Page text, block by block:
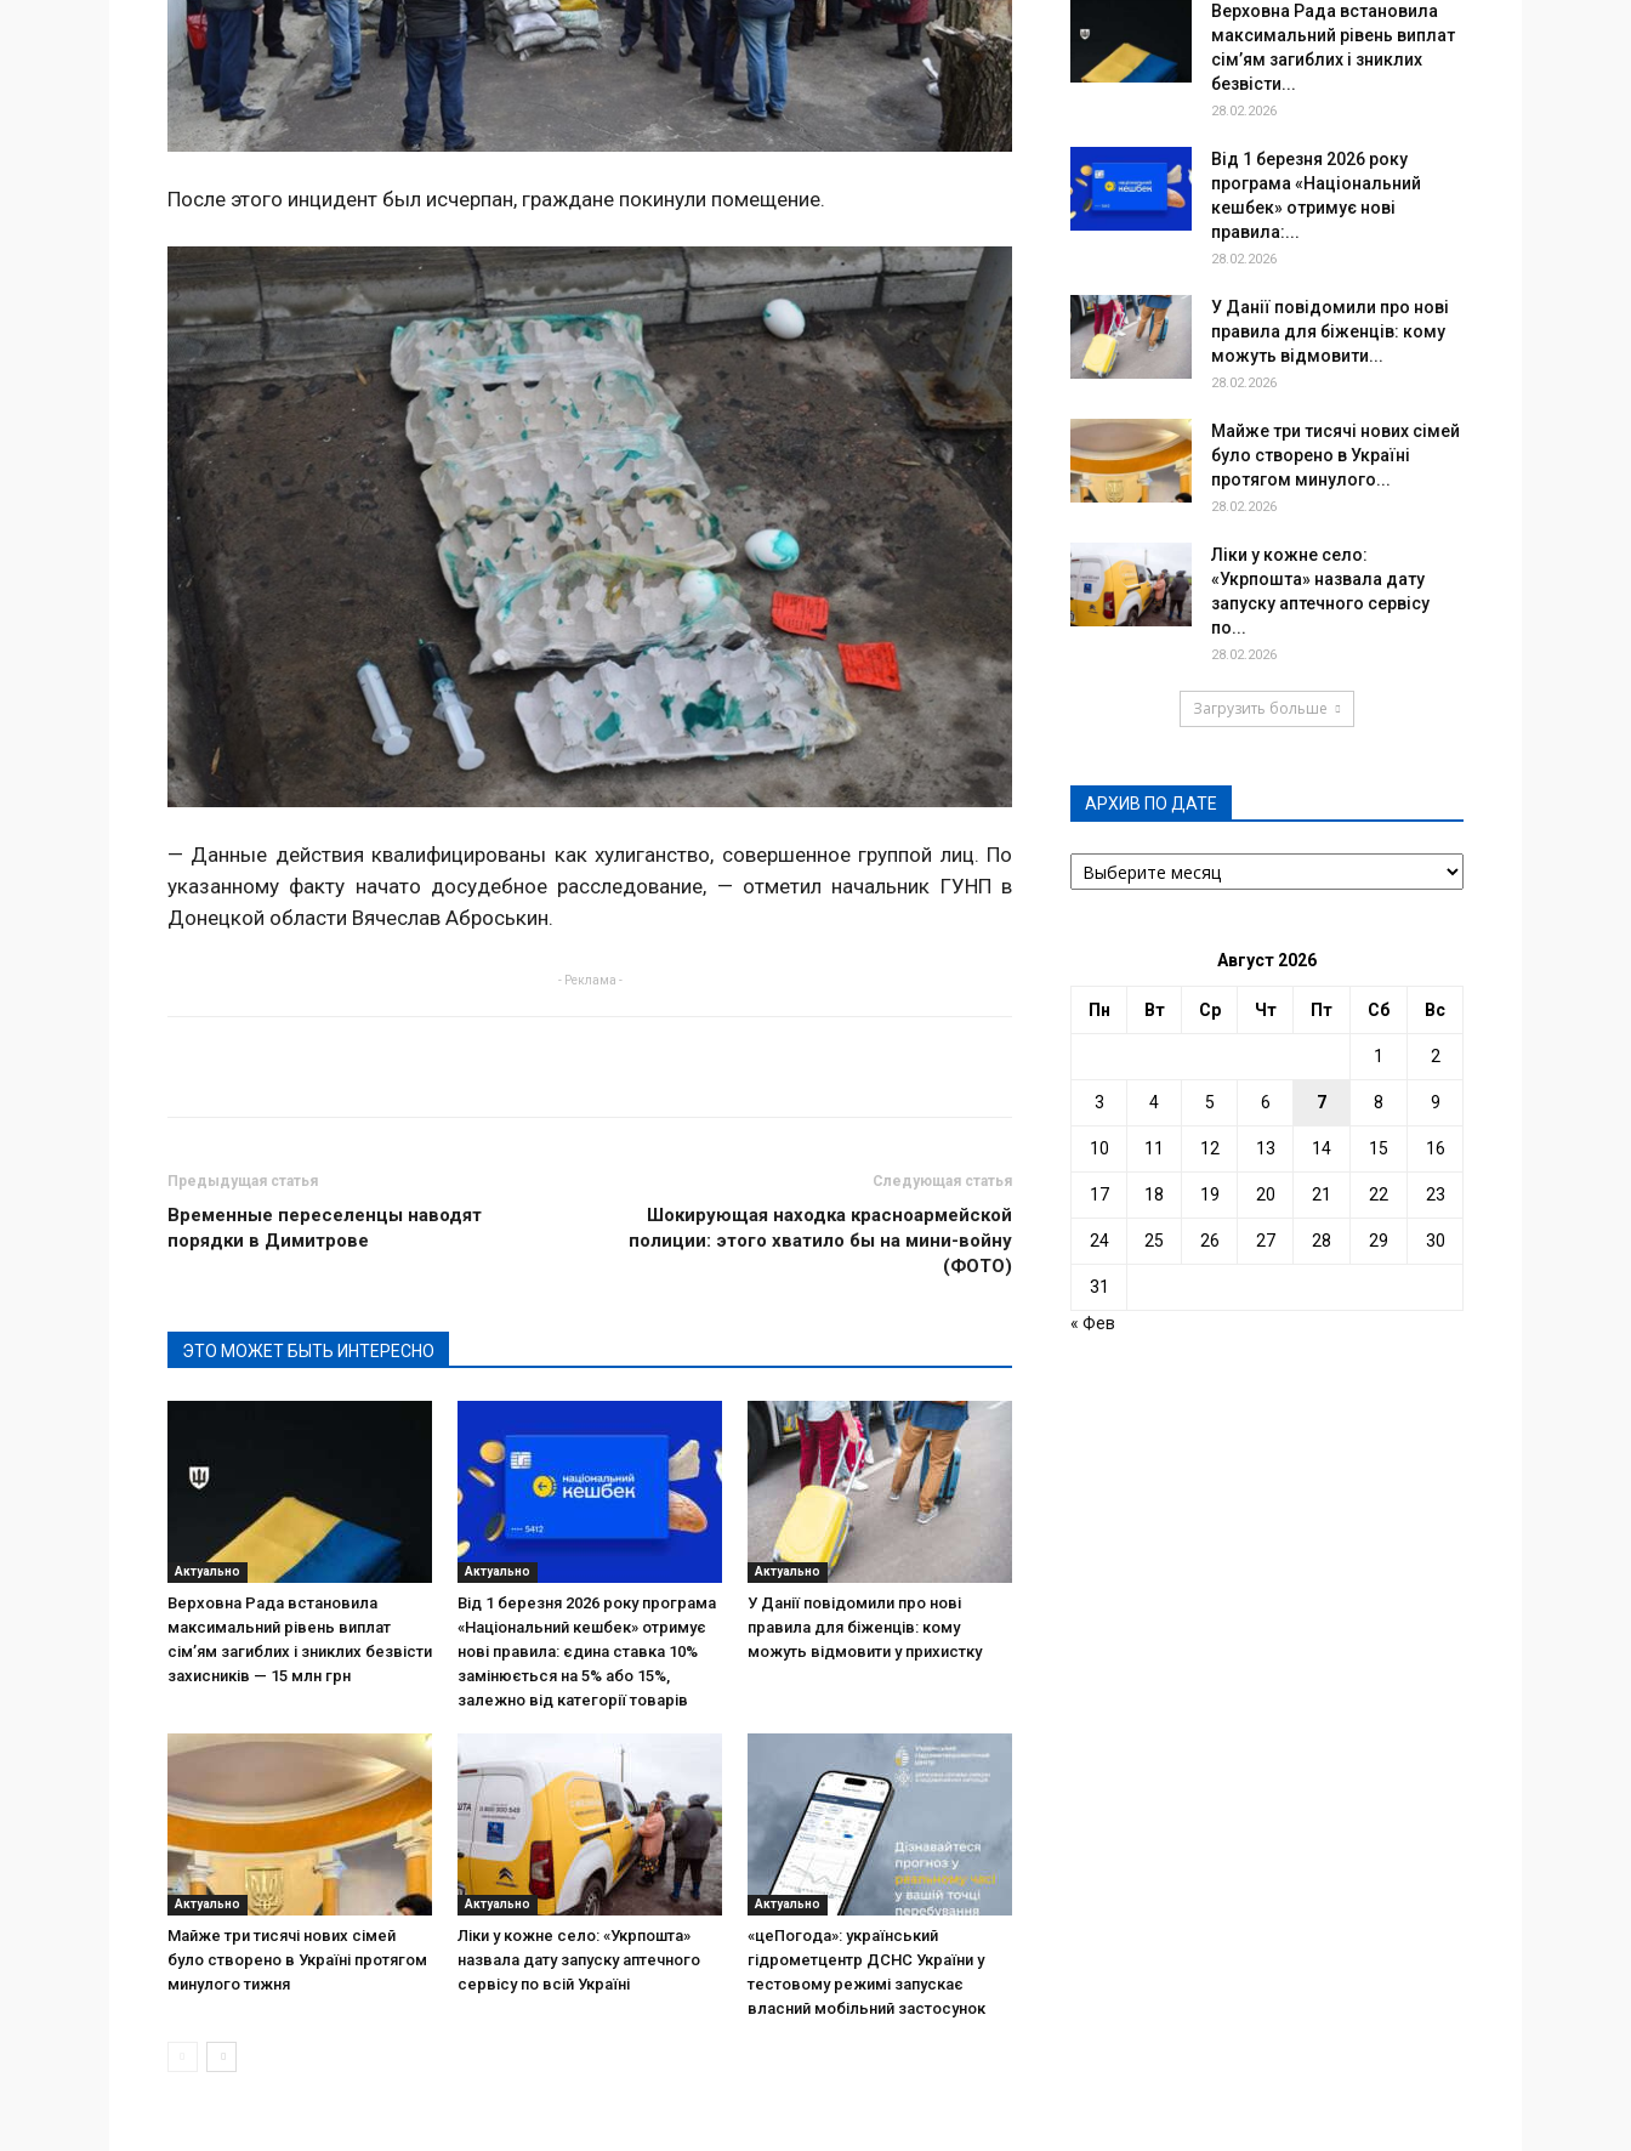
После этого инцидент был исчерпан, граждане покинули помещение.
— Данные действия квалифицированы как хулиганство, совершенное группой лиц. По
указанному факту начато досудебное расследование, — отметил начальник ГУНП в
Донецкой области Вячеслав Аброськин.
- Реклама -
Предыдущая статья
Временные переселенцы наводят
порядки в Димитрове
Следующая статья
Шокирующая находка красноармейской
полиции: этого хватило бы на мини-войну
(ФОТО)
ЭТО МОЖЕТ БЫТЬ ИНТЕРЕСНО
Актуально
Верховна Рада встановила
максимальний рівень виплат
сім’ям загиблих і зниклих безвісти
захисників — 15 млн грн
Актуально
Від 1 березня 2026 року програма
«Національний кешбек» отримує
нові правила: єдина ставка 10%
замінюється на 5% або 15%,
залежно від категорії товарів
Актуально
У Данії повідомили про нові
правила для біженців: кому
можуть відмовити у прихистку
Актуально
Майже три тисячі нових сімей
було створено в Україні протягом
минулого тижня
Актуально
Ліки у кожне село: «Укрпошта»
назвала дату запуску аптечного
сервісу по всій Україні
Актуально
«цеПогода»: український
гідрометцентр ДСНС України у
тестовому режимі запускає
власний мобільний застосунок
Верховна Рада встановила
максимальний рівень виплат
сім’ям загиблих і зниклих
безвісти...
28.02.2026
Від 1 березня 2026 року
програма «Національний
кешбек» отримує нові
правила:...
28.02.2026
У Данії повідомили про нові
правила для біженців: кому
можуть відмовити...
28.02.2026
Майже три тисячі нових сімей
було створено в Україні
протягом минулого...
28.02.2026
Ліки у кожне село:
«Укрпошта» назвала дату
запуску аптечного сервісу
по...
28.02.2026
Загрузить больше
АРХИВ ПО ДАТЕ
АРХИВ
ПО
Август 2026
Пн Вт Ср Чт Пт Сб Вс
1 2
3 4 5 6 7 8 9
10 11 12 13 14 15 16
17 18 19 20 21 22 23
24 25 26 27 28 29 30
31
« Фев